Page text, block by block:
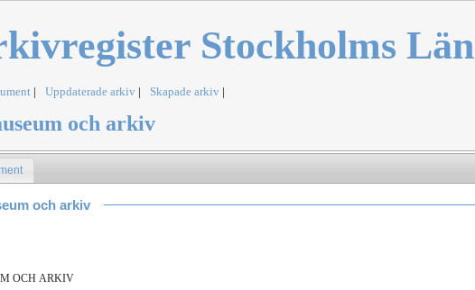
Stockholms Län
| Uppdaterade arkiv | Skapade arkiv |
och arkiv
och arkiv
OCH ARKIV